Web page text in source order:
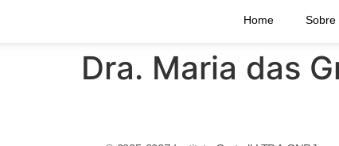
Home Sobre
Dra. Maria das